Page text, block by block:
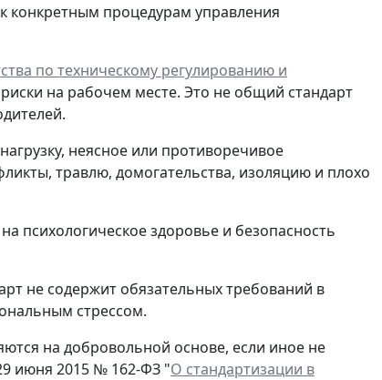
конкретным процедурам управления
по техническому регулированию и
на рабочем месте. Это не общий стандарт
неясное или противоречивое
травлю, домогательства, изоляцию и плохо
психологическое здоровье и безопасность
не содержит обязательных требований в
стрессом.
на добровольной основе, если иное не
июня 2015 № 162-ФЗ "О стандартизации в